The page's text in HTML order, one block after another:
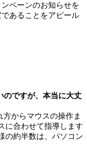
ペーンのお知らせを
あることをアピール
のですが、本当に大丈
からマウスの操作ま
に合わせて指導します
の約半数は、パソコン